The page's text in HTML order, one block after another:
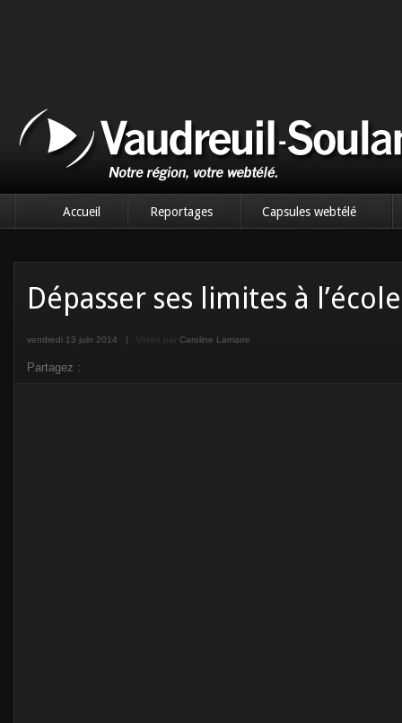
Accueil Reportages Capsules webtélé
Dépasser ses limites à
vendredi 13 juin 2014 | Vidéo par Caroline Lamarre
Partagez :